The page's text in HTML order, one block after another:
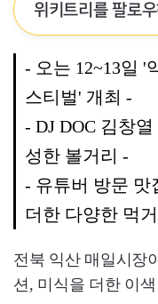
위키트리를 팔로
- 오는 12~13일 '
스티벌' 개최 -
- DJ DOC 김창
성한 볼거리 -
- 유튜버 방문 맛
더한 다양한 먹
전북 익산 매일시장
션, 미식을 더한 이